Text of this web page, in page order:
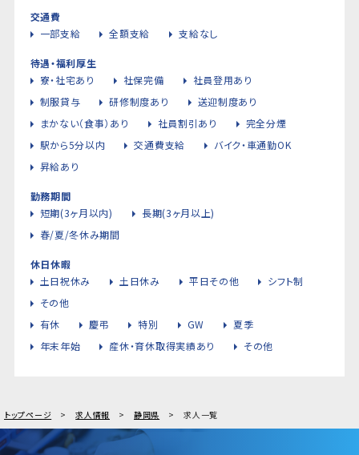
交通費
一部支給
全額支給 支給なし
待遇・福利厚生
寮・社宅あり
社保完備
社員登用あり
制服貸与
研修制度あり
送迎制度あり
まかない（食事）あり
社員割引あり
完全分煙
駅から5分以内
交通費支給
バイク・車通勤OK
昇給あり
勤務期間
短期(3ヶ月以内)
長期(3ヶ月以上)
春/夏/冬休み期間
休日休暇
土日祝休み
土日休み 平日その他
シフト制
その他
有休
慶弔 特別 GW
夏季
年末年始
産休・育休取得実績あり その他
トップページ 求人情報 静岡県 求人一覧